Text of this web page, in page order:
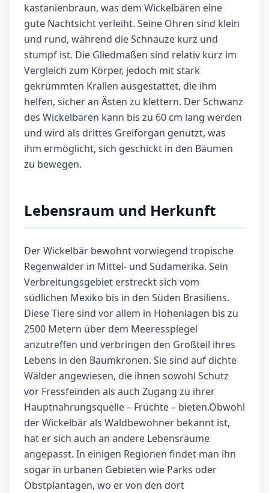
kastanienbraun, was dem Wickelbären eine
gute Nachtsicht verleiht. Seine Ohren sind klein
und rund, während die Schnauze kurz und
stumpf ist. Die Gliedmaßen sind relativ kurz im
Vergleich zum Körper, jedoch mit stark
gekrümmten Krallen ausgestattet, die ihm
helfen, sicher an Ästen zu klettern. Der Schwanz
des Wickelbären kann bis zu 60 cm lang werden
und wird als drittes Greiforgan genutzt, was
ihm ermöglicht, sich geschickt in den Bäumen
zu bewegen.
Lebensraum und Herkunft
Der Wickelbär bewohnt vorwiegend tropische
Regenwälder in Mittel- und Südamerika. Sein
Verbreitungsgebiet erstreckt sich vom
südlichen Mexiko bis in den Süden Brasiliens.
Diese Tiere sind vor allem in Höhenlagen bis zu
2500 Metern über dem Meeresspiegel
anzutreffen und verbringen den Großteil ihres
Lebens in den Baumkronen. Sie sind auf dichte
Wälder angewiesen, die ihnen sowohl Schutz
vor Fressfeinden als auch Zugang zu ihrer
Hauptnahrungsquelle – Früchte – bieten.Obwohl
der Wickelbär als Waldbewohner bekannt ist,
hat er sich auch an andere Lebensräume
angepasst. In einigen Regionen findet man ihn
sogar in urbanen Gebieten wie Parks oder
Obstplantagen, wo er von den dort